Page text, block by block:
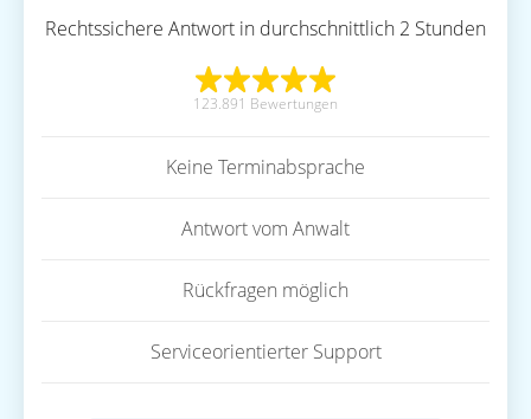
Rechtssichere Antwort in durchschnittlich 2 Stunden
123.891 Bewertungen
Keine Terminabsprache
Antwort vom Anwalt
Rückfragen möglich
Serviceorientierter Support